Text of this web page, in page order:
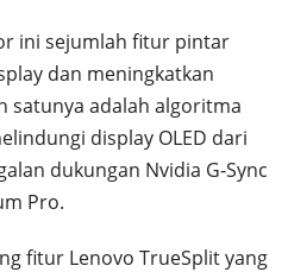
ini sejumlah fitur pintar
dan meningkatkan
satunya adalah algoritma
display OLED dari
dukungan Nvidia G-Sync
Pro.
fitur Lenovo TrueSplit yang